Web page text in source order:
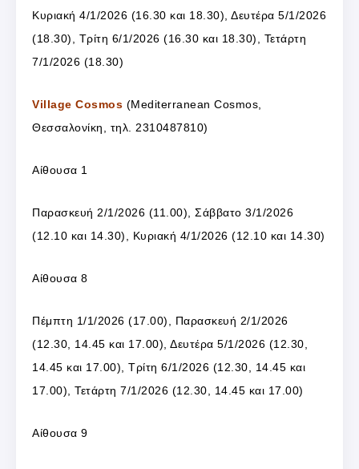
Κυριακή 4/1/2026 (16.30 και 18.30), Δευτέρα 5/1/2026
(18.30), Τρίτη 6/1/2026 (16.30 και 18.30), Τετάρτη
7/1/2026 (18.30)
Village Cosmos (Mediterranean Cosmos,
Θεσσαλονίκη, τηλ. 2310487810)
Αίθουσα 1
Παρασκευή 2/1/2026 (11.00), Σάββατο 3/1/2026
(12.10 και 14.30), Κυριακή 4/1/2026 (12.10 και 14.30)
Αίθουσα 8
Πέμπτη 1/1/2026 (17.00), Παρασκευή 2/1/2026
(12.30, 14.45 και 17.00), Δευτέρα 5/1/2026 (12.30,
14.45 και 17.00), Τρίτη 6/1/2026 (12.30, 14.45 και
17.00), Τετάρτη 7/1/2026 (12.30, 14.45 και 17.00)
Αίθουσα 9